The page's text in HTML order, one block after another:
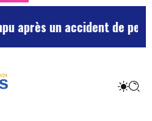
accident de personne